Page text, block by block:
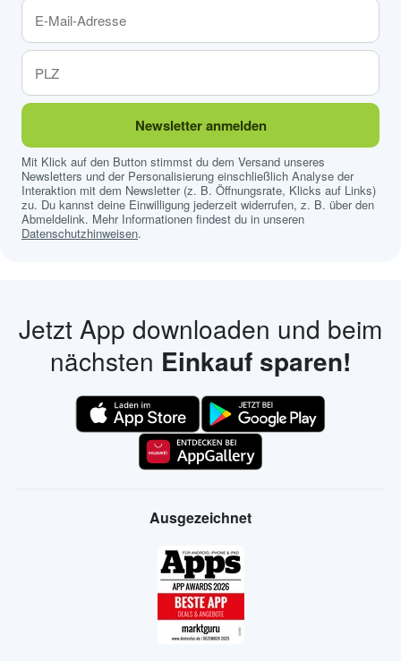
Newsletter anmelden
Mit Klick auf den Button stimmst du dem Versand unseres
Newsletters und der Personalisierung einschließlich Analyse der
Interaktion mit dem Newsletter (z. B. Öffnungsrate, Klicks auf Links)
zu. Du kannst deine Einwilligung jederzeit widerrufen, z. B. über den
Abmeldelink. Mehr Informationen findest du in unseren
Datenschutzhinweisen.
Jetzt App downloaden und beim
nächsten Einkauf sparen!
Ausgezeichnet